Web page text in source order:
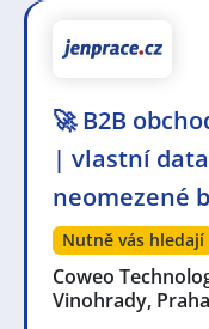
🚀 B2B
| vlastní
neomezené
Nutně vás hledají
Coweo
Vinohrady, Praha